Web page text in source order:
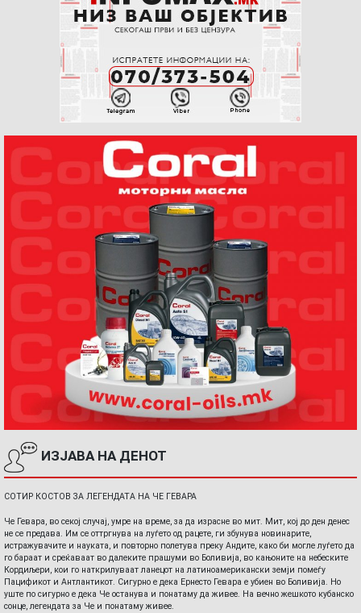
ИЗЈАВА НА ДЕНОТ
СОТИР КОСТОВ ЗА ЛЕГЕНДАТА НА ЧЕ ГЕВАРА
Че Гевара, во секој случај, умре на време, за да израсне во мит. Мит, кој до ден денес
не се предава. Им се оттргнува на луѓето од рацете, ги збунува новинарите,
истражувачите и науката, и повторно полетува преку Андите, како би могле луѓето да
го бараат и среќаваат во далеките прашуми во Боливија, во кањоните на небеските
Кордиљери, кои го наткрилуваат ланецот на латиноамерикански земји помеѓу
Пацификот и Антлантикот. Сигурно е дека Ернесто Гевара е убиен во Боливија. Но
уште по сигурно е дека Че останува и понатаму да живее. На вечно жешкото кубанско
сонце, легендата за Че и понатаму живее.